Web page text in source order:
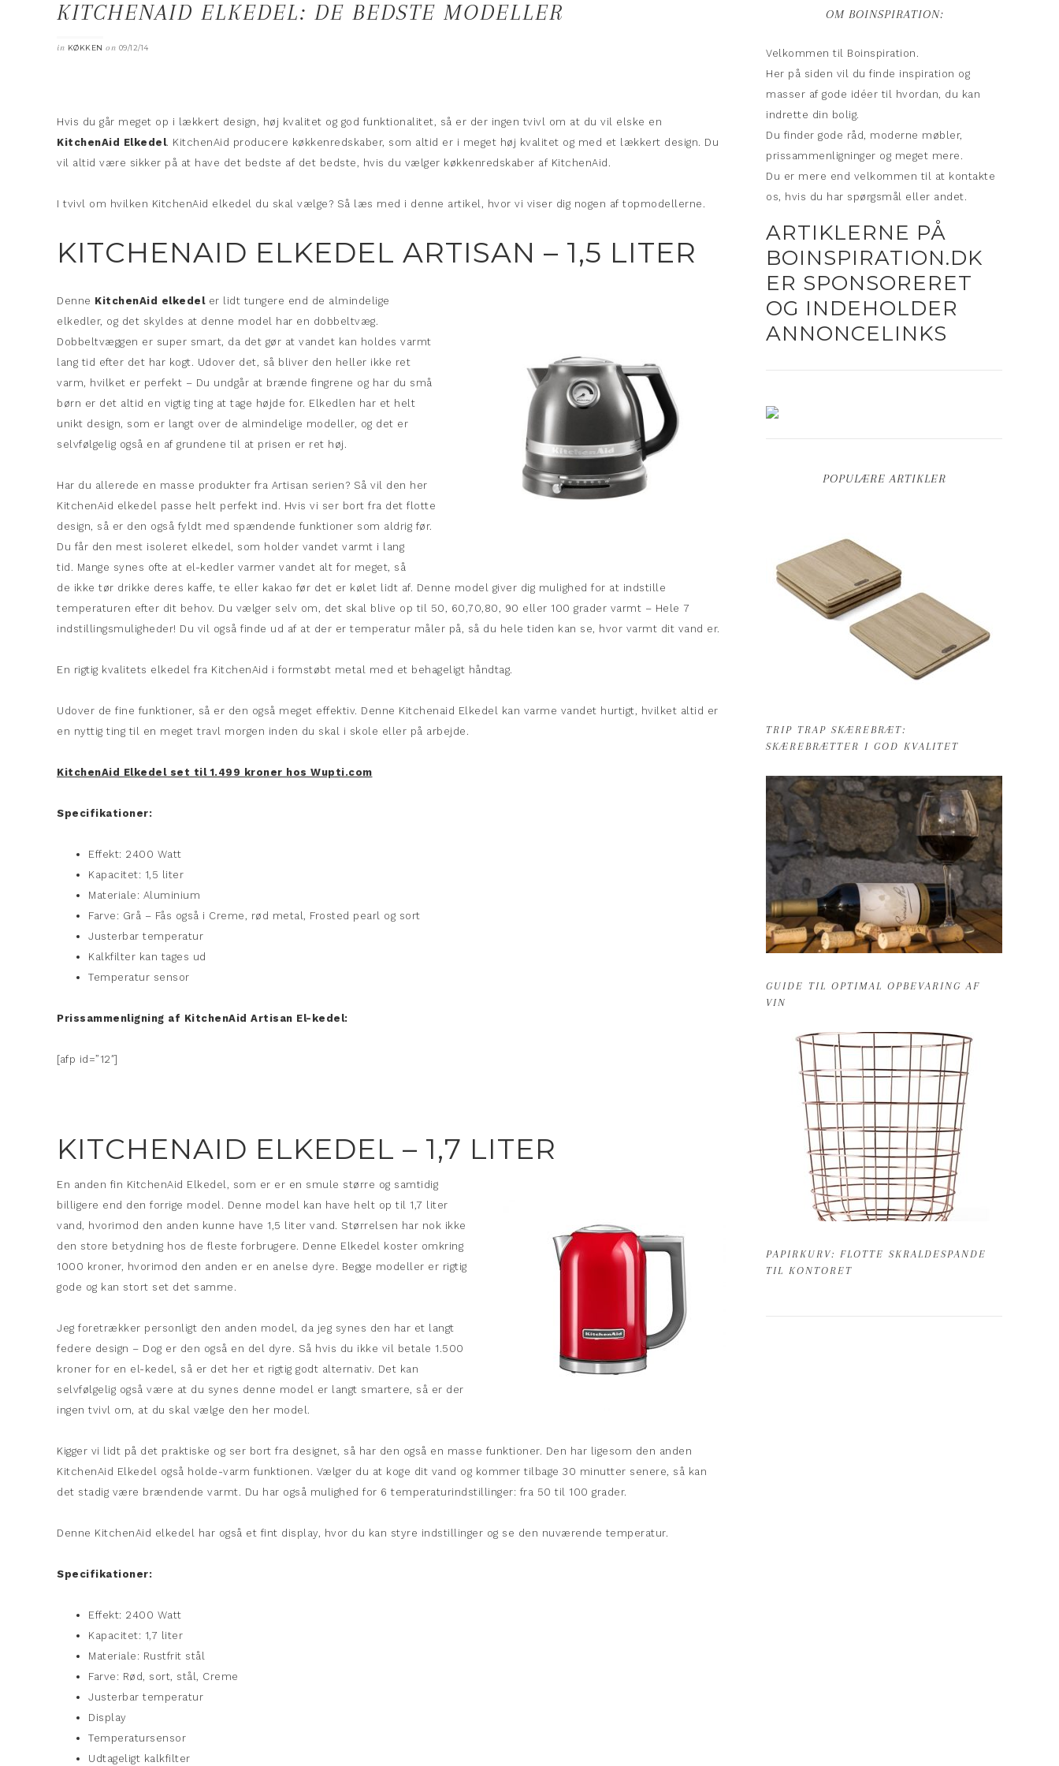
KITCHENAID ELKEDEL: DE BEDSTE MODELLER
in KØKKEN on 09/12/14
Hvis du går meget op i lækkert design, høj kvalitet og god funktionalitet, så er der ingen tvivl om at du vil elske en
KitchenAid Elkedel. KitchenAid producere køkkenredskaber, som altid er i meget høj kvalitet og med et lækkert design. Du
vil altid være sikker på at have det bedste af det bedste, hvis du vælger køkkenredskaber af KitchenAid.
I tvivl om hvilken KitchenAid elkedel du skal vælge? Så læs med i denne artikel, hvor vi viser dig nogen af topmodellerne.
KITCHENAID ELKEDEL ARTISAN – 1,5 LITER
Denne KitchenAid elkedeler lidt tungere end de almindelige
elkedler, og det skyldes at denne model har en dobbeltvæg.
Dobbeltvæggen er super smart, da det gør at vandet kan holdes varmt
lang tid efter det har kogt. Udover det, så bliver den heller ikke ret
varm, hvilket er perfekt – Du undgår at brænde fingrene og har du små
børn er det altid en vigtig ting at tage højde for. Elkedlen har et helt
unikt design, som er langt over de almindelige modeller, og det er
selvfølgelig også en af grundene til at prisen er ret høj.
Har du allerede en masse produkter fra Artisan serien? Så vil den her
KitchenAid elkedel passe helt perfekt ind. Hvis vi ser bort fra det flotte
design, så er den også fyldt med spændende funktioner som aldrig før.
Du får den mest isoleret elkedel, som holder vandet varmt i lang
tid. Mange synes ofte at el-kedler varmer vandet alt for meget, så
de ikke tør drikke deres kaffe, te eller kakao før det er kølet lidt af. Denne model giver dig mulighed for at indstille
temperaturen efter dit behov. Du vælger selv om, det skal blive op til 50, 60,70,80, 90 eller 100 grader varmt – Hele 7
indstillingsmuligheder! Du vil også finde ud af at der er temperatur måler på, så du hele tiden kan se, hvor varmt dit vand er.
En rigtig kvalitets elkedel fra KitchenAid i formstøbt metal med et behageligt håndtag.
Udover de fine funktioner, så er den også meget effektiv. Denne Kitchenaid Elkedel kan varme vandet hurtigt, hvilket altid er
en nyttig ting til en meget travl morgen inden du skal i skole eller på arbejde.
KitchenAid Elkedel set til 1.499 kroner hos Wupti.com
Specifikationer:
Effekt: 2400 Watt
Kapacitet: 1,5 liter
Materiale: Aluminium
Farve: Grå – Fås også i Creme, rød metal, Frosted pearl og sort
Justerbar temperatur
Kalkfilter kan tages ud
Temperatur sensor
Prissammenligning af KitchenAid Artisan El-kedel:
[afp id=”12″]
KITCHENAID ELKEDEL – 1,7 LITER
En anden fin KitchenAid Elkedel, som er er en smule større og samtidig
billigere end den forrige model. Denne model kan have helt op til 1,7 liter
vand, hvorimod den anden kunne have 1,5 liter vand. Størrelsen har nok ikke
den store betydning hos de fleste forbrugere. Denne Elkedel koster omkring
1000 kroner, hvorimod den anden er en anelse dyre. Begge modeller er rigtig
gode og kan stort set det samme.
Jeg foretrækker personligt den anden model, da jeg synes den har et langt
federe design – Dog er den også en del dyre. Så hvis du ikke vil betale 1.500
kroner for en el-kedel, så er det her et rigtig godt alternativ. Det kan
selvfølgelig også være at du synes denne model er langt smartere, så er der
ingen tvivl om, at du skal vælge den her model.
Kigger vi lidt på det praktiske og ser bort fra designet, så har den også en masse funktioner. Den har ligesom den anden
KitchenAid Elkedel også holde-varm funktionen. Vælger du at koge dit vand og kommer tilbage 30 minutter senere, så kan
det stadig være brændende varmt. Du har også mulighed for 6 temperaturindstillinger: fra 50 til 100 grader.
Denne KitchenAid elkedel har også et fint display, hvor du kan styre indstillinger og se den nuværende temperatur.
Specifikationer:
Effekt: 2400 Watt
Kapacitet: 1,7 liter
Materiale: Rustfrit stål
Farve: Rød, sort, stål, Creme
Justerbar temperatur
Display
Temperatursensor
Udtageligt kalkfilter
OM BOINSPIRATION:
Velkommen til Boinspiration.
Her på siden vil du finde inspiration og
masser af gode idéer til hvordan, du kan
indrette din bolig.
Du finder gode råd, moderne møbler,
prissammenligninger og meget mere.
Du er mere end velkommen til at kontakte
os, hvis du har spørgsmål eller andet.
ARTIKLERNE PÅ
BOINSPIRATION.DK
ER SPONSORERET
OG INDEHOLDER
ANNONCELINKS
POPULÆRE ARTIKLER
TRIP TRAP SKÆREBRÆT:
SKÆREBRÆTTER I GOD KVALITET
GUIDE TIL OPTIMAL OPBEVARING AF
VIN
PAPIRKURV: FLOTTE SKRALDESPANDE
TIL KONTORET